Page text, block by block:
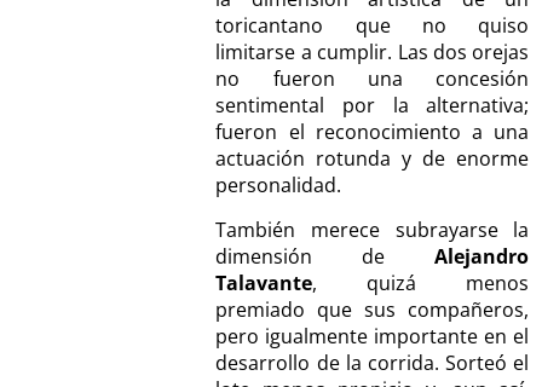
toricantano que no quiso
limitarse a cumplir. Las dos orejas
no fueron una concesión
sentimental por la alternativa;
fueron el reconocimiento a una
actuación rotunda y de enorme
personalidad.
También merece subrayarse la
dimensión deAlejandro
Talavante, quizá menos
premiado que sus compañeros,
pero igualmente importante en el
desarrollo de la corrida. Sorteó el